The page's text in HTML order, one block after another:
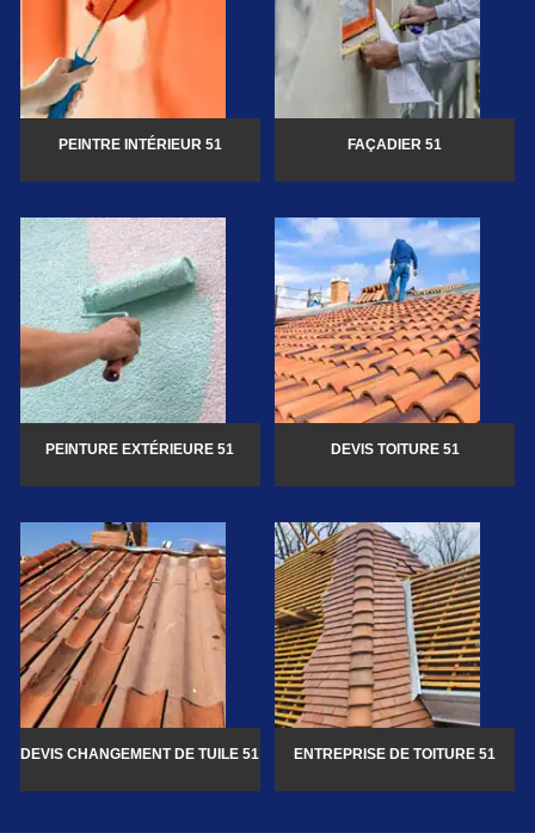
PEINTRE INTÉRIEUR 51 FAÇADIER 51
PEINTURE EXTÉRIEURE 51 DEVIS TOITURE 51
DEVIS CHANGEMENT DE TUILE 51 ENTREPRISE DE TOITURE 51